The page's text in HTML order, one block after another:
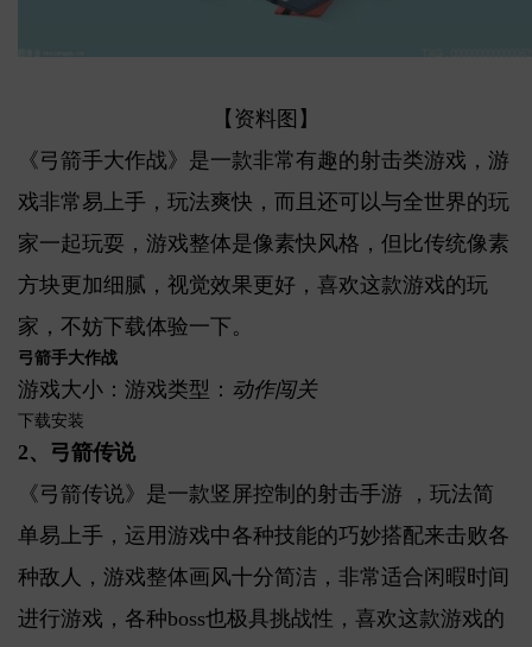
【资料图】
《弓箭手大作战》是一款非常有趣的射击类游戏，游
戏非常易上手，玩法爽快，而且还可以与全世界的玩
家一起玩耍，游戏整体是像素快风格，但比传统像素
方块更加细腻，视觉效果更好，喜欢这款游戏的玩
家，不妨下载体验一下。
弓箭手大作战
游戏大小：游戏类型： 动作闯关
下载安装
2、弓箭传说
《弓箭传说》是一款竖屏控制的射击手游 ，玩法简
单易上手，运用游戏中各种技能的巧妙搭配来击败各
种敌人，游戏整体画风十分简洁，非常适合闲暇时间
进行游戏，各种boss也极具挑战性，喜欢这款游戏的